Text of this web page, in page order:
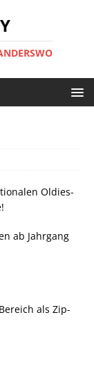
Oldies-
ab Jahrgang
als Zip-